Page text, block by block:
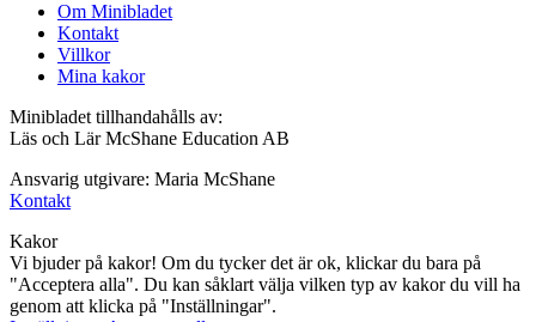
Om Minibladet
Kontakt
Villkor
Mina kakor
Minibladet tillhandahålls av:
Läs och Lär McShane Education AB
Ansvarig utgivare: Maria McShane
Kontakt
Kakor
Vi bjuder på kakor! Om du tycker det är ok, klickar du bara på
"Acceptera alla". Du kan såklart välja vilken typ av kakor du vill ha
genom att klicka på "Inställningar".